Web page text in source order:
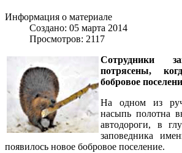
Информация о материале
Создано: 05 марта 2014
Просмотров: 2117
Сотрудники
потрясены,
бобровое
На одном из
насыпь полотна
автодороги, в
заповедника
появилось новое бобровое поселение.